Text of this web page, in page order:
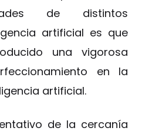
de distintos
artificial es que
una vigorosa
en la
artificial.
de la cercanía